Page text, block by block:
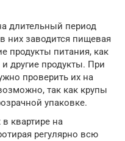
длительный период
них заводится пищевая
продукты питания, как
другие продукты. При
проверить их на
так как крупы
упаковке.
квартире на
регулярно всю